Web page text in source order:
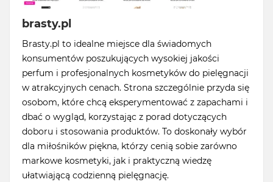
brasty.pl
Brasty.pl to idealne miejsce dla świadomych
konsumentów poszukujących wysokiej jakości
perfum i profesjonalnych kosmetyków do pielęgnacji
w atrakcyjnych cenach. Strona szczególnie przyda się
osobom, które chcą eksperymentować z zapachami i
dbać o wygląd, korzystając z porad dotyczących
doboru i stosowania produktów. To doskonały wybór
dla miłośników piękna, którzy cenią sobie zarówno
markowe kosmetyki, jak i praktyczną wiedzę
ułatwiającą codzienną pielęgnację.